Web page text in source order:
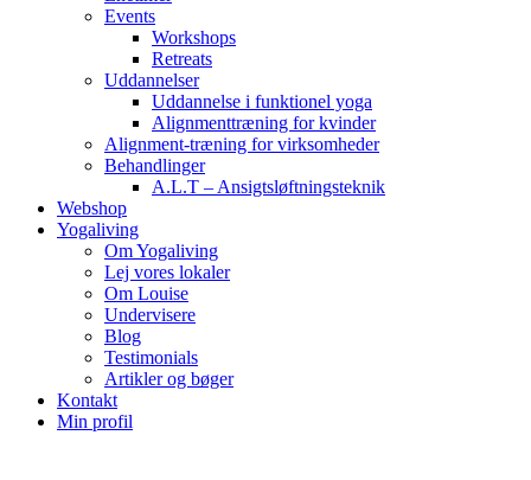
Events
Workshops
Retreats
Uddannelser
Uddannelse i funktionel yoga
Alignmenttræning for kvinder
Alignment-træning for virksomheder
Behandlinger
A.L.T – Ansigtsløftningsteknik
Webshop
Yogaliving
Om Yogaliving
Lej vores lokaler
Om Louise
Undervisere
Blog
Testimonials
Artikler og bøger
Kontakt
Min profil